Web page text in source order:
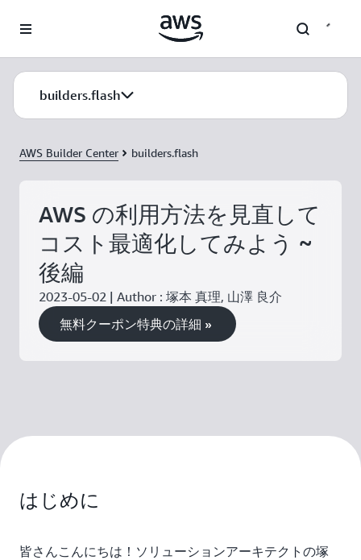
builders.flash
AWS Builder Center builders.flash
AWS の利用方法を見直して
コスト最適化してみよう ~
後編
2023-05-02 | Author : 塚本 真理, 山澤 良介
無料クーポン特典の詳細 »
はじめに
皆さんこんにちは！ソリューションアーキテクトの塚